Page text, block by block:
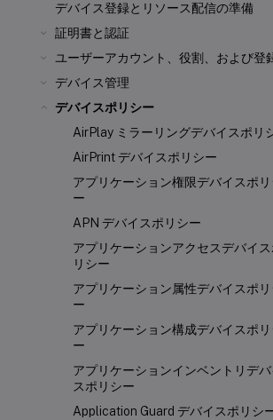
デバイス登録とリソース配信の準備
証明書と認証
ユーザーアカウント、役割、および登
デバイス管理
デバイスポリシー
AirPlay ミラーリングデバイスポリ
AirPrint デバイスポリシー
アプリケーション権限デバイスポリ
ー
APN デバイスポリシー
アプリケーションアクセスデバイス
リシー
アプリケーション属性デバイスポリ
ー
アプリケーション構成デバイスポリ
ー
アプリケーションインベントリデバ
スポリシー
Application Guard デバイスポリシ